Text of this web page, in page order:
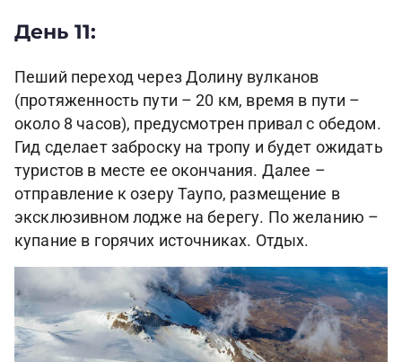
День 11:
Пеший переход через Долину вулканов
(протяженность пути – 20 км, время в пути –
около 8 часов), предусмотрен привал с обедом.
Гид сделает заброску на тропу и будет ожидать
туристов в месте ее окончания. Далее –
отправление к озеру Таупо, размещение в
эксклюзивном лодже на берегу. По желанию –
купание в горячих источниках. Отдых.